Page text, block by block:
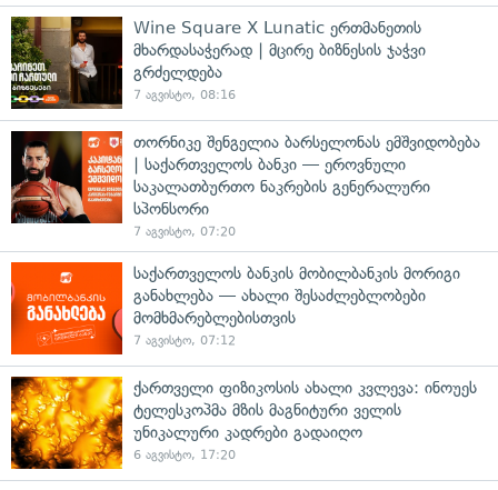
Wine Square X Lunatic ერთმანეთის
მხარდასაჭერად | მცირე ბიზნესის ჯაჭვი
გრძელდება
7 აგვისტო, 08:16
თორნიკე შენგელია ბარსელონას ემშვიდობება
| საქართველოს ბანკი — ეროვნული
საკალათბურთო ნაკრების გენერალური
სპონსორი
7 აგვისტო, 07:20
საქართველოს ბანკის მობილბანკის მორიგი
განახლება — ახალი შესაძლებლობები
მომხმარებლებისთვის
7 აგვისტო, 07:12
ქართველი ფიზიკოსის ახალი კვლევა: ინოუეს
ტელესკოპმა მზის მაგნიტური ველის
უნიკალური კადრები გადაიღო
6 აგვისტო, 17:20